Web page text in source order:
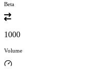
Beta
1000
Volume